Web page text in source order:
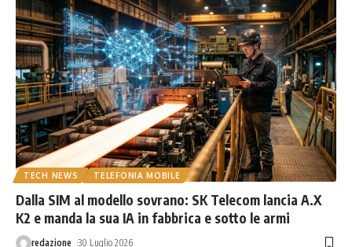
TECH NEWS TELEFONIA MOBILE
Dalla SIM al modello sovrano: SK Telecom lancia A.X
K2 e manda la sua IA in fabbrica e sotto le armi
redazione 30 Luglio 2026